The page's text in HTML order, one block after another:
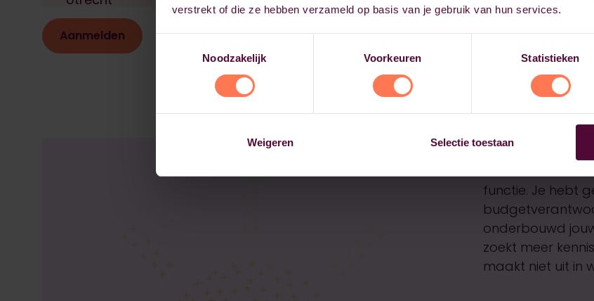
verstrekt of die ze hebben verzameld op basis van je gebruik van hun services.
Noodzakelijk
Voorkeuren Statistieken
Weigeren Selectie toestaan
Aanmelden
Doelgroep
Je werkt al
functie. Je hebt
onderbouwd
zoekt meer
maakt niet uit in